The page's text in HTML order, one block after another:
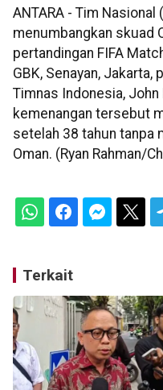
ANTARA - Tim
menumbangkan skuad
pertandingan FIFA
GBK, Senayan,
Timnas Indonesia,
kemenangan tersebut
setelah 38 tahun tanpa
Oman. (Ryan Rahman/
Terkait